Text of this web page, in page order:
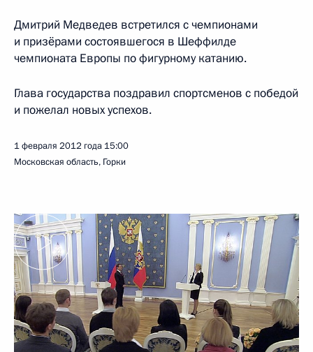
Дмитрий Медведев встретился с чемпионами
и призёрами состоявшегося в Шеффилде
чемпионата Европы по фигурному катанию.
Глава государства поздравил спортсменов с победой
и пожелал новых успехов.
1 февраля 2012 года 15:00
Московская область, Горки